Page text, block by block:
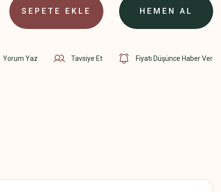
SEPETE EKLE HEMEN AL
Yorum Yaz Tavsiye Et Fiyatı Düşünce Haber Ver